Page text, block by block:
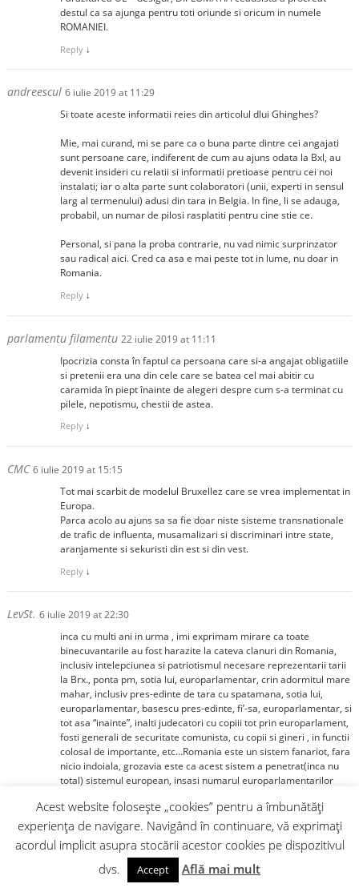
destul ca sa ajunga pentru toti oriunde si oricum in numele
ROMANIEI.
Reply ↓
andreescul 6 iulie 2019 at 11:29
Si toate aceste informatii reies din articolul dlui Ghinghes?
Mie, mai curand, mi se pare ca o buna parte dintre cei angajati
sunt persoane care, indiferent de cum au ajuns odata la Bxl, au
devenit insideri cu relatii si informatii pretioase pentru cei noi
instalati; iar o alta parte sunt colaboratori (unii, experti in sensul
larg al termenului) adusi din tara in Belgia. In fine, li se adauga,
probabil, un numar de pilosi rasplatiti pentru cine stie ce.
Personal, si pana la proba contrarie, nu vad nimic surprinzator
sau radical aici. Cred ca asa e mai peste tot in lume, nu doar in
Romania.
Reply ↓
parlamentu filamentu 22 iulie 2019 at 11:11
Ipocrizia consta în faptul ca persoana care si-a angajat obligatiile
si pretenii era una din cele care se batea cel mai abitir cu
caramida în piept înainte de alegeri despre cum s-a terminat cu
pilele, nepotismu, chestii de astea.
Reply ↓
CMC6 iulie 2019 at 15:15
Tot mai scarbit de modelul Bruxellez care se vrea implementat in
Europa.
Parca acolo au ajuns sa sa fie doar niste sisteme transnationale
de trafic de influenta, musamalizari si discriminari intre state,
aranjamente si sekuristi din est si din vest.
Reply ↓
LevSt. 6 iulie 2019 at 22:30
inca cu multi ani in urma , imi exprimam mirare ca toate
binecuvantarile au fost harazite la cateva clanuri din Romania,
inclusiv intelepciunea si patriotismul necesare reprezentarii tarii
la Brx., ponta pm, sotia lui, europarlamentar, crin adormitul mare
mahar, inclusiv pres-edinte de tara cu spatamana, sotia lui,
europarlamentar, basescu pres-edinte, fi’-sa, europarlamentar, si
tot asa “inainte”, inalti judecatori cu copiii tot prin europarlament,
fosti generali de securitate comunista, cu copii si gineri , in functii
colosal de importante, etc…Romania este un sistem fanariot, fara
nicio indoiala, grozavia este ca acest sistem a penetrat(inca nu
total) sistemul european, insasi numarul europarlamentarilor
mult de 300 membri, iar salariile lor( probabil nici pe departe
egale cu restul beneficiilor) ar trebui sa fie pe la 1/2 din cele
actuale, practic sistemul birocratic de la Brx., consuma fonduri
URIASE(***), lunar bani cu care s-ar putea -realmente- realiza o
nivelare economica europeana, in 3-4 ani…(*** cel mai sumar
calcul arata ca acest gigantic mecanism si intreprindere
Acest website folosește „cookies” pentru a îmbunătăți
experiența de navigare. Navigând în continuare, vă exprimați
acordul implicit asupra stocării acestor cookies pe dispozitivul
dvs.
Accept Află mai mult